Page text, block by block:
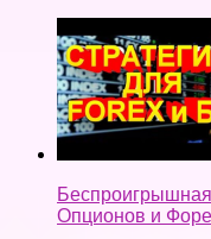
Опционов и